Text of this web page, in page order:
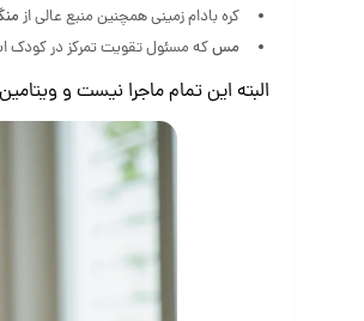
کره بادام ‌زمینی همچنین منبع عالی از
مسکه مسئول تقویت تمرکز در کودک
البته این تمام ماجرا نیست و